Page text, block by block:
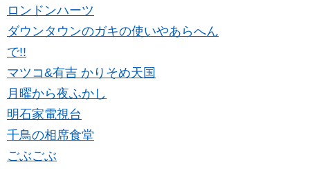
ロンドンハーツ
ダウンタウンのガキの使いやあらへん
で!!
マツコ&有吉 かりそめ天国
月曜から夜ふかし
明石家電視台
千鳥の相席食堂
ごぶごぶ